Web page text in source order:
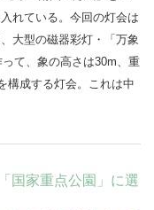
れている。今回の灯会は
大型の磁器彩灯・「万象
て、象の高さは30m、重
構成する灯会。これは中
国家重点公園」に選